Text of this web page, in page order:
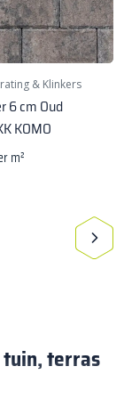
& Klinkers
6 cm Oud
KOMO
m²
tuin, terras